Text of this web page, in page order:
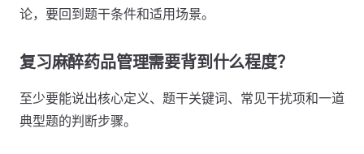
论，要回到题干条件和适用场景。
复习麻醉药品管理需要背到什么程度？
至少要能说出核心定义、题干关键词、常见干扰项和一道
典型题的判断步骤。